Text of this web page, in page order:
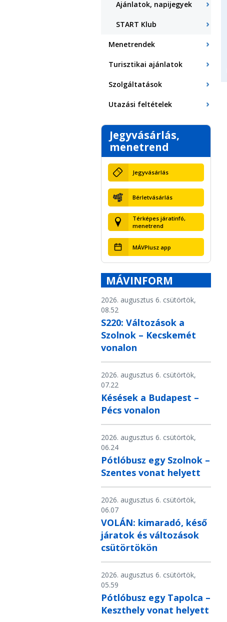
Ajánlatok, napijegyek
START Klub
Menetrendek
Turisztikai ajánlatok
Szolgáltatások
Utazási feltételek
Jegyvásárlás,
menetrend
Jegyvásárlás
Bérletvásárlás
Térképes járatinfó,
menetrend
MÁVPlusz app
MÁVINFORM
2026. augusztus 6. csütörtök,
08.52
S220: Változások a
Szolnok – Kecskemét
vonalon
2026. augusztus 6. csütörtök,
07.22
Késések a Budapest –
Pécs vonalon
2026. augusztus 6. csütörtök,
06.24
Pótlóbusz egy Szolnok –
Szentes vonat helyett
2026. augusztus 6. csütörtök,
06.07
VOLÁN: kimaradó, késő
járatok és változások
csütörtökön
2026. augusztus 6. csütörtök,
05.59
Pótlóbusz egy Tapolca –
Keszthely vonat helyett